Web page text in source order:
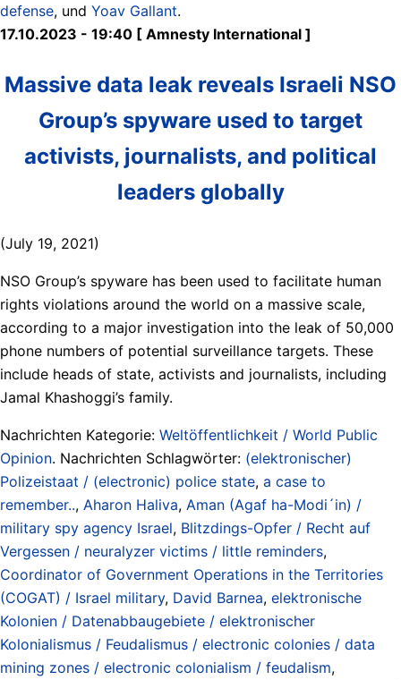
defense, und Yoav Gallant.
17.10.2023 - 19:40 [ Amnesty International ]
Massive data leak reveals Israeli NSO
Group’s spyware used to target
activists, journalists, and political
leaders globally
(July 19, 2021)
NSO Group’s spyware has been used to facilitate human
rights violations around the world on a massive scale,
according to a major investigation into the leak of 50,000
phone numbers of potential surveillance targets. These
include heads of state, activists and journalists, including
Jamal Khashoggi’s family.
Nachrichten Kategorie: Weltöffentlichkeit / World Public
Opinion. Nachrichten Schlagwörter: (elektronischer)
Polizeistaat / (electronic) police state, a case to
remember.., Aharon Haliva, Aman (Agaf ha-Modi´in) /
military spy agency Israel, Blitzdings-Opfer / Recht auf
Vergessen / neuralyzer victims / little reminders,
Coordinator of Government Operations in the Territories
(COGAT) / Israel military, David Barnea, elektronische
Kolonien / Datenabbaugebiete / elektronischer
Kolonialismus / Feudalismus / electronic colonies / data
mining zones / electronic colonialism / feudalism,